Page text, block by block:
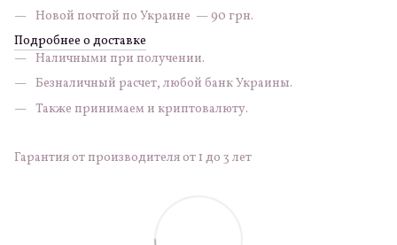
Новой почтой по Украине — 90 грн.
Подробнее о доставке
Наличными при получении.
Безналичный расчет, любой банк Украины.
Также принимаем и криптовалюту.
Гарантия от производителя от 1 до 3 лет